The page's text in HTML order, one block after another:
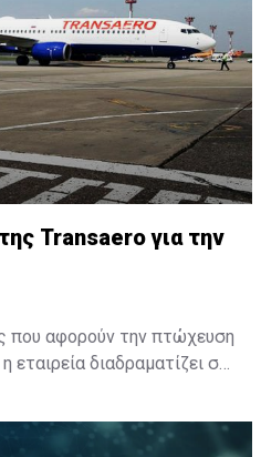
ο οποίος, είπε,
η αίτηση μας
εφημερίδα της
ουσιαστικά το
Transaero για την
που αφορούν την πτώχευση
εταιρεία διαδραματίζει σε
αναφέρει ότι ο
εταιρεία